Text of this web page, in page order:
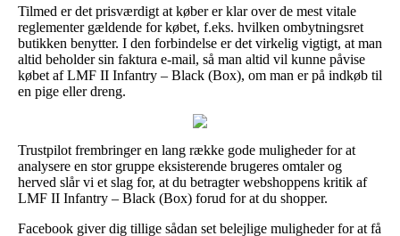
Tilmed er det prisværdigt at køber er klar over de mest vitale
reglementer gældende for købet, f.eks. hvilken ombytningsret
butikken benytter. I den forbindelse er det virkelig vigtigt, at man
altid beholder sin faktura e-mail, så man altid vil kunne påvise
købet af LMF II Infantry – Black (Box), om man er på indkøb til
en pige eller dreng.
Trustpilot frembringer en lang række gode muligheder for at
analysere en stor gruppe eksisterende brugeres omtaler og
herved slår vi et slag for, at du betragter webshoppens kritik af
LMF II Infantry – Black (Box) forud for at du shopper.
Facebook giver dig tillige sådan set belejlige muligheder for at få